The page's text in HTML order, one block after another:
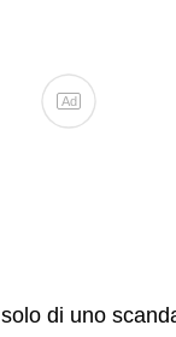
Ad
di uno